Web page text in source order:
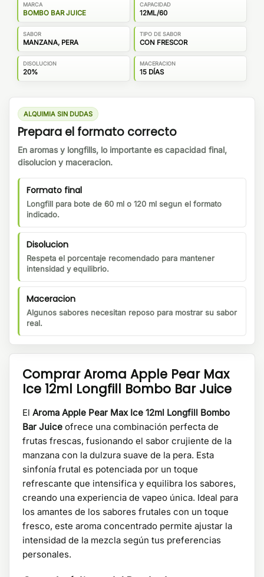
MARCA
BOMBO BAR JUICE
CAPACIDAD
12ML/60
SABOR
MANZANA, PERA
TIPO DE SABOR
CON FRESCOR
DISOLUCION
20%
MACERACION
15 DÍAS
ALQUIMIA SIN DUDAS
Prepara el formato correcto
En aromas y longfills, lo importante es capacidad final,
disolucion y maceracion.
Formato final
Longfill para bote de 60 ml o 120 ml segun el formato
indicado.
Disolucion
Respeta el porcentaje recomendado para mantener
intensidad y equilibrio.
Maceracion
Algunos sabores necesitan reposo para mostrar su sabor
real.
Comprar Aroma Apple Pear Max
Ice 12ml Longfill Bombo Bar Juice
El Aroma Apple Pear Max Ice 12ml Longfill Bombo
Bar Juice ofrece una combinación perfecta de
frutas frescas, fusionando el sabor crujiente de la
manzana con la dulzura suave de la pera. Esta
sinfonía frutal es potenciada por un toque
refrescante que intensifica y equilibra los sabores,
creando una experiencia de vapeo única. Ideal para
los amantes de los sabores frutales con un toque
fresco, este aroma concentrado permite ajustar la
intensidad de la mezcla según tus preferencias
personales.